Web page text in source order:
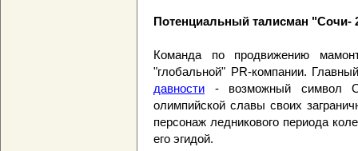
Потенциальный талисман "Сочи-
Команда по продвижению
"глобальной" PR-компании.
давности - возможный символ
олимпийской славы своих
персонаж ледникового периода
его эгидой.